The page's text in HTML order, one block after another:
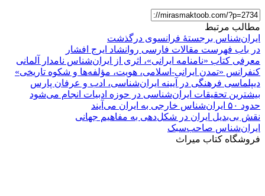
مطالب مرتبط
ایران‌شناس برجستۀ فرانسوی درگذشت
در باب فهرست مقالات فارسی روانشاد ایرج افشار
معرفی کتاب «نامنامه ایرانی»، اثری از ایران‌شناس نامدار آلمانی
کنفرانس «تمدن ایرانی-اسلامی، هویت، مؤلفه‌ها و شکوه تاریخی»
دیپلماسی فرهنگی در آیینه ایران‌شناسی، ادب و عرفان پارس
بیشترین تحقیقات ایران‌شناسی در حوزه ادبیات انجام می‌شود
حدود ۵۰ ایران‌شناس خارجی به ایران می‌آیند
نقش بی‌بدیل ایران در شکل‌دهی به مفاهیم جهانی
ایران‌شناس صاحب‌سبک
فروشگاه کتاب میراث